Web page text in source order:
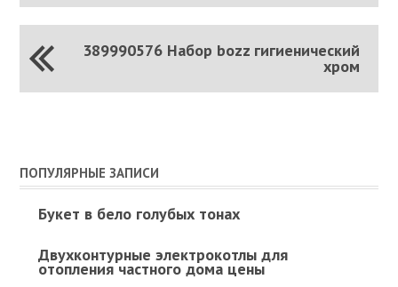
389990576 Набор bozz гигиенический
хром
ПОПУЛЯРНЫЕ ЗАПИСИ
Букет в бело голубых тонах
Двухконтурные электрокотлы для
отопления частного дома цены